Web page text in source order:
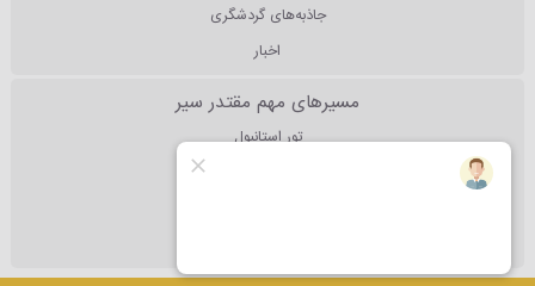
جاذبه‌های گردشگری
اخبار
مسیرهای مهم مقتدر سیر
تور استانبول